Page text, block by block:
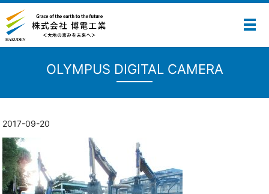
メ
OLYMPUS DIGITAL CAMERA
2017-09-20